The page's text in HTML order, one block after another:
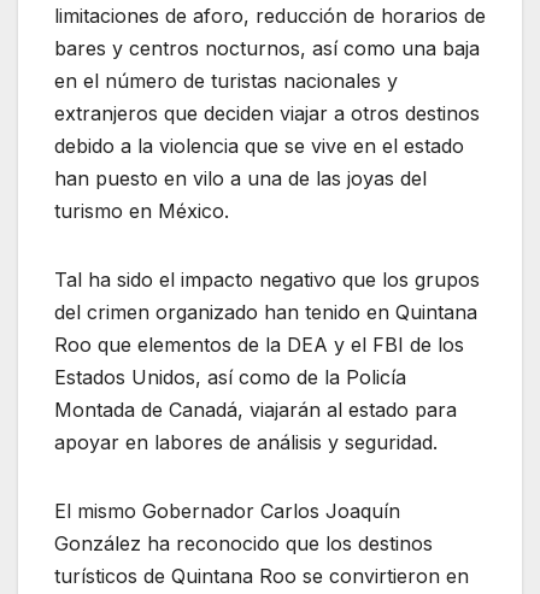
limitaciones de aforo, reducción de horarios de
bares y centros nocturnos, así como una baja
en el número de turistas nacionales y
extranjeros que deciden viajar a otros destinos
debido a la violencia que se vive en el estado
han puesto en vilo a una de las joyas del
turismo en México.
Tal ha sido el impacto negativo que los grupos
del crimen organizado han tenido en Quintana
Roo que elementos de la DEA y el FBI de los
Estados Unidos, así como de la Policía
Montada de Canadá, viajarán al estado para
apoyar en labores de análisis y seguridad.
El mismo Gobernador Carlos Joaquín
González ha reconocido que los destinos
turísticos de Quintana Roo se convirtieron en